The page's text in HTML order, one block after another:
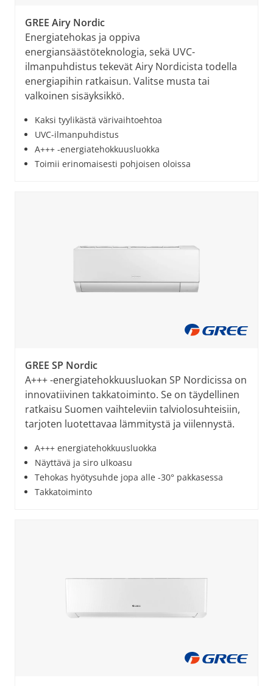
GREE Airy Nordic
Energiatehokas ja oppiva
energiansäästöteknologia, sekä UVC-
ilmanpuhdistus tekevät Airy Nordicista todella
energiapihin ratkaisun. Valitse musta tai
valkoinen sisäyksikkö.
Kaksi tyylikästä värivaihtoehtoa
UVC-ilmanpuhdistus
A+++ -energiatehokkuusluokka
Toimii erinomaisesti pohjoisen oloissa
GREE SP Nordic
A+++ -energiatehokkuusluokan SP Nordicissa on
innovatiivinen takkatoiminto. Se on täydellinen
ratkaisu Suomen vaihteleviin talviolosuhteisiin,
tarjoten luotettavaa lämmitystä ja viilennystä.
A+++ energiatehokkuusluokka
Näyttävä ja siro ulkoasu
Tehokas hyötysuhde jopa alle -30° pakkasessa
Takkatoiminto